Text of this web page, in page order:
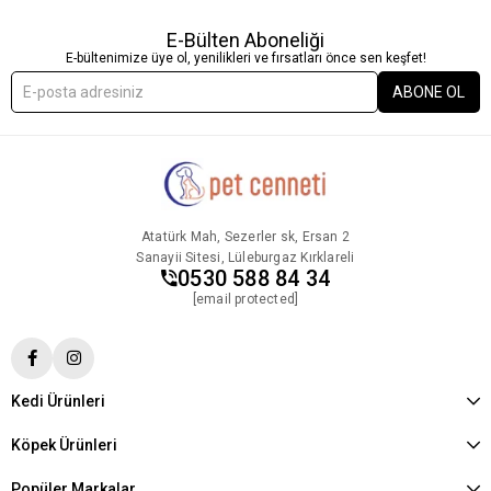
E-Bülten Aboneliği
E-bültenimize üye ol, yenilikleri ve fırsatları önce sen keşfet!
ABONE OL
Atatürk Mah, Sezerler sk, Ersan 2
Sanayii Sitesi, Lüleburgaz Kırklareli
0530 588 84 34
[email protected]
Kedi Ürünleri
Köpek Ürünleri